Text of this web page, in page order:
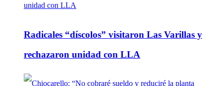
Radicales “díscolos” visitaron Las Varillas y
rechazaron unidad con LLA